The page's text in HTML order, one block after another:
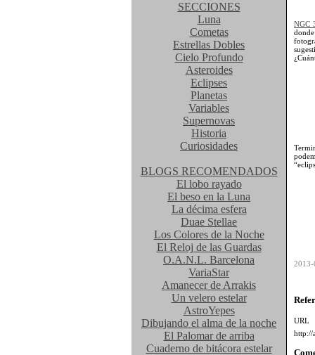
SECCIONES
Luna
Cometas
Estrellas Dobles
Cielo Profundo
Asteroides
Eclipses
Planetas
Variables
Supernovas
Historia
Curiosidades
BLOGS RECOMENDADOS
El lobo rayado
El beso en la Luna
La décima esfera
Duae Stellae
Los Colores de la Noche
El Reloj de las Guardas
O.A.N.L. Barcelona
VariaStar
Amanecer de Arrakis
Un velero estelar
AstroYepes
Dibujando el alma de la noche
El Palomar de arriba
Cuaderno de bitácora estelar
NGC
http://